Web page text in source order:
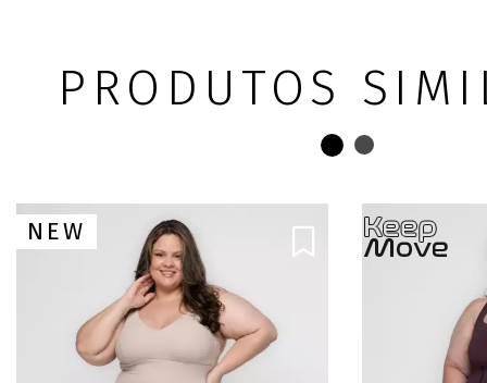
PRODUTOS
NEW